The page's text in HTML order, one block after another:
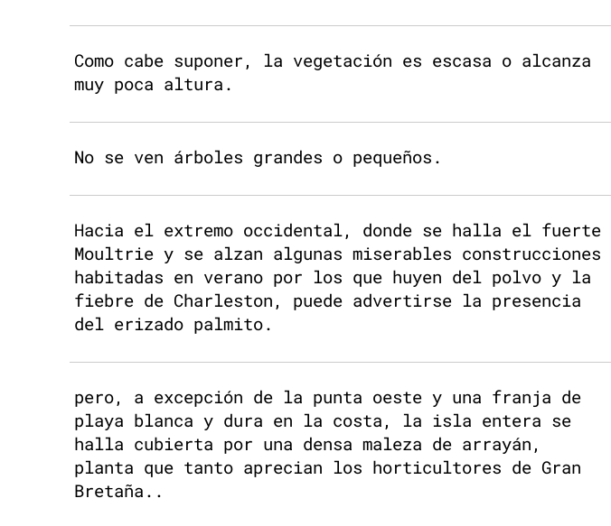
Como cabe suponer, la vegetación es escasa o alcanza
muy poca altura.
No se ven árboles grandes o pequeños.
Hacia el extremo occidental, donde se halla el fuerte
Moultrie y se alzan algunas miserables construcciones
habitadas en verano por los que huyen del polvo y la
fiebre de Charleston, puede advertirse la presencia
del erizado palmito.
pero, a excepción de la punta oeste y una franja de
playa blanca y dura en la costa, la isla entera se
halla cubierta por una densa maleza de arrayán,
planta que tanto aprecian los horticultores de Gran
Bretaña..